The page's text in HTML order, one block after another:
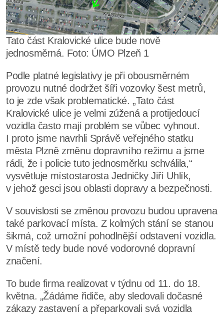
Tato část Kralovické ulice bude nově
jednosměrná. Foto: ÚMO Plzeň 1
Podle platné legislativy je při obousměrném
provozu nutné dodržet šíři vozovky šest metrů,
to je zde však problematické. „Tato část
Kralovické ulice je velmi zúžená a protijedoucí
vozidla často mají problém se vůbec vyhnout.
I proto jsme navrhli Správě veřejného statku
města Plzně změnu dopravního režimu a jsme
rádi, že i policie tuto jednosměrku schválila,“
vysvětluje místostarosta Jedničky Jiří Uhlík,
v jehož gesci jsou oblasti dopravy a bezpečnosti.
V souvislosti se změnou provozu budou upravena
také parkovací místa. Z kolmých stání se stanou
šikmá, což umožní pohodlnější odstavení vozidla.
V místě tedy bude nové vodorovné dopravní
značení.
To bude firma realizovat v týdnu od 11. do 18.
května. „Žádáme řidiče, aby sledovali dočasné
zákazy zastavení a přeparkovali svá vozidla